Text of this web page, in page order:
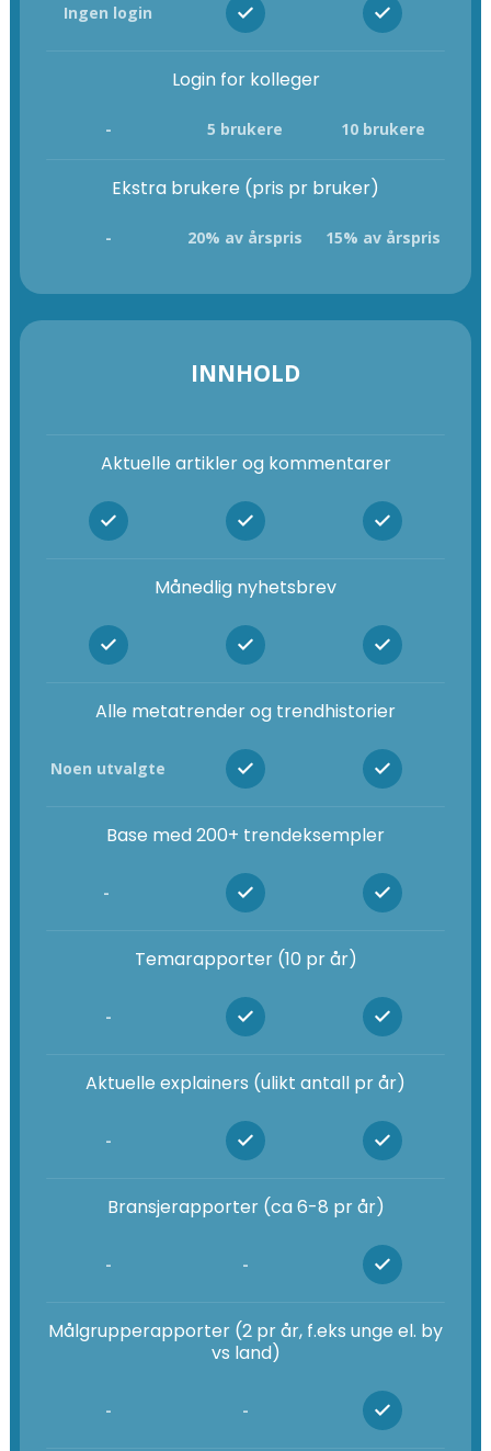
Ingen login
Login for kolleger
- 5 brukere 10 brukere
Ekstra brukere (pris pr bruker)
- 20% av årspris 15% av årspris
INNHOLD
Aktuelle artikler og kommentarer
Månedlig nyhetsbrev
Alle metatrender og trendhistorier
Noen utvalgte
Base med 200+ trendeksempler
-
Temarapporter (10 pr år)
-
Aktuelle explainers (ulikt antall pr år)
-
Bransjerapporter (ca 6-8 pr år)
- -
Målgrupperapporter (2 pr år, f.eks unge el. by
vs land)
- -